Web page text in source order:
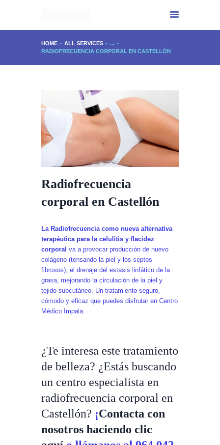
HOME ALL SERVICES
...
RADIOFRECUENCIA CORPORAL EN CASTELLÓN
INICIO
CENTRO IMPALA
SERVICIOS
EXPERIENCIA
PHYTOMER
CONTACTO
Radiofrecuencia
corporal en Castellón
La Radiofrecuencia como nueva alternativa
terapéutica para la celulitis y flacidez
corporal va a provocar producción de nuevo
colágeno (tensando la piel y los septos
fibrosos), el drenaje del estasis linfático de la
grasa, mejorando la circulación de la piel y
tejido subcutáneo. Un tratamiento seguro,
cómodo y eficaz que puedes disfrutar en Centro
Médico Impala.
¿Te interesa este tratamiento
de belleza? ¿Estás buscando
un centro especialista en
radiofrecuencia corporal en
Castellón? ¡Contacta con
nosotros haciendo clic